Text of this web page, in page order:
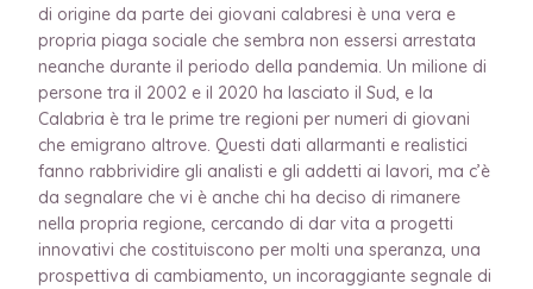
di origine da parte dei giovani calabresi è una vera e
propria piaga sociale che sembra non essersi arrestata
neanche durante il periodo della pandemia. Un milione di
persone tra il 2002 e il 2020 ha lasciato il Sud, e la
Calabria è tra le prime tre regioni per numeri di giovani
che emigrano altrove. Questi dati allarmanti e realistici
fanno rabbrividire gli analisti e gli addetti ai lavori, ma c’è
da segnalare che vi è anche chi ha deciso di rimanere
nella propria regione, cercando di dar vita a progetti
innovativi che costituiscono per molti una speranza, una
prospettiva di cambiamento, un incoraggiante segnale di